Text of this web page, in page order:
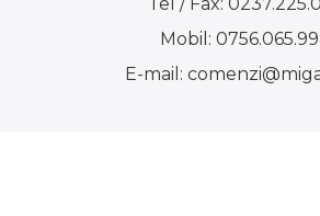
Mobil:
E-mail: